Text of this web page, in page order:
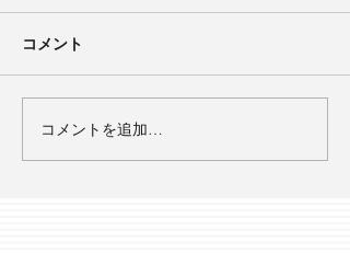
コメント
コメントを追加…